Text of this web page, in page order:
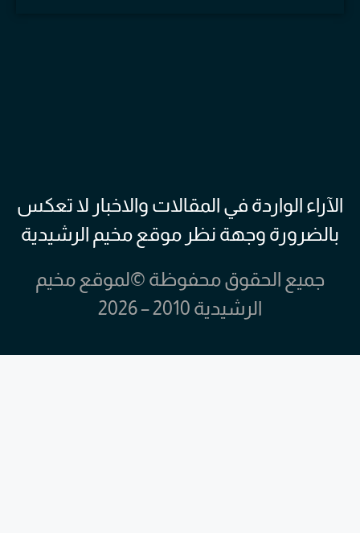
الآراء الواردة في المقالات والاخبار لا تعكس
بالضرورة وجهة نظر موقع مخيم الرشيدية
جميع الحقوق محفوظة ©لموقع مخيم
الرشيدية 2010 – 2026